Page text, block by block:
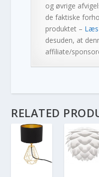
og øvrige
de faktiske
produktet –
desuden, at
affiliate/
RELATED